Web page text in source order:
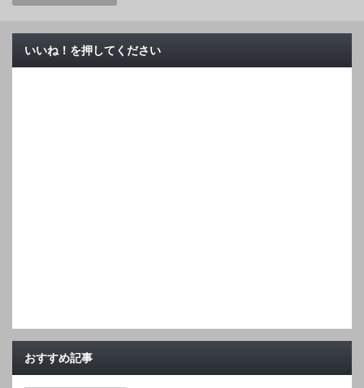
いいね！を押してください
おすすめ記事